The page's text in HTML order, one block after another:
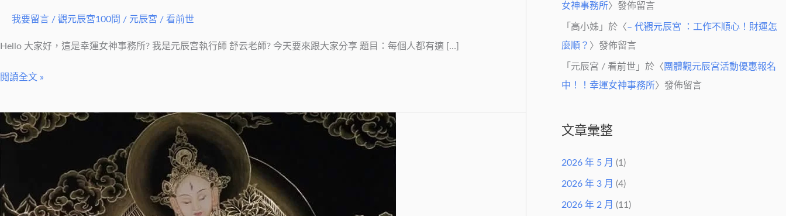
我要留言 / 觀元辰宮100問 / 元辰宮 / 看前世
Hello 大家好，這是幸運女神事務所? 我是元辰宮執行師 舒云老師? 今天要來跟大家分享 題目：每個人都有適 […]
嗎？
閱讀全文 »
【好
文
認
識
女神事務所〉發佈留言
「 高小姊 」於〈– 代觀元辰宮 ：工作不順心！財運怎
麼順？ 〉發佈留言
「 元辰宮 / 看前世 」於〈 團體觀元辰宮活動優惠報名
中！！幸運女神事務所〉發佈留言
文章彙整
2026 年 5 月 (1)
2026 年 3 月 (4)
2026 年 2 月 (11)